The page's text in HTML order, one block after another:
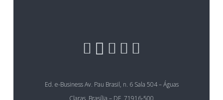
Ed. e-Business Av. Pau Brasil, n. 6 Sala 504 – Águas
Claras, Brasília – DF, 71916-500